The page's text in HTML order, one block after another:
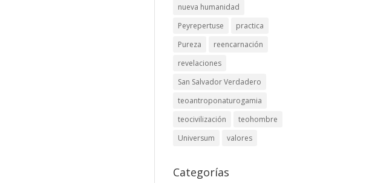
nueva humanidad
Peyrepertuse
practica
Pureza
reencarnación
revelaciones
San Salvador Verdadero
teoantroponaturogamia
teocivilización
teohombre
Universum
valores
Categorías